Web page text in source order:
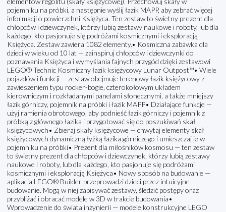
pojemniku na próbki, a następnie wyślij łazik MAPP, aby zebrać więcej
informacji o powierzchni Księżyca. Ten zestaw to świetny prezent dla
chłopców i dziewczynek, którzy lubią zestawy naukowe i roboty, lub dla
każdego, kto pasjonuje się podróżami kosmicznymi i eksploracją
Księżyca. Zestaw zawiera 1082 elementy.• Kosmiczna zabawka dla
dzieci w wieku od 10 lat — zainspiruj chłopców i dziewczynki do
poznawania Księżyca i wymyślania fajnych przygód dzięki zestawowi
LEGO® Technic Kosmiczny łazik księżycowy Lunar Outpost™• Wiele
pojazdów i funkcji — zestaw obejmuje terenowy łazik księżycowy z
zawieszeniem typu rocker-bogie, czterokołowym układem
kierowniczym i rozkładanymi panelami słonecznymi, a także mniejszy
łazik górniczy, pojemnik na próbki i łazik MAPP• Działające funkcje —
użyj ramienia obrotowego, aby podnieść łazik górniczy i pojemnik z
próbką z głównego łazika i przygotować się do poszukiwań skał
księżycowych• Zbieraj skały księżycowe — chwytaj elementy skał
księżycowych dynamiczną łyżką łazika górniczego i umieszczaj je w
pojemniku na próbki• Prezent dla miłośników kosmosu — ten zestaw
to świetny prezent dla chłopców i dziewczynek, którzy lubią zestawy
naukowe i roboty, lub dla każdego, kto pasjonuje się podróżami
kosmicznymi i eksploracją Księżyca• Nowy sposób na budowanie —
aplikacja LEGO® Builder przeprowadzi dzieci przez intuicyjne
budowanie. Mogą w niej zapisywać zestawy, śledzić postępy oraz
przybliżać i obracać modele w 3D w trakcie budowania•
Wprowadzenie do świata inżynierii — modele konstrukcyjne LEGO